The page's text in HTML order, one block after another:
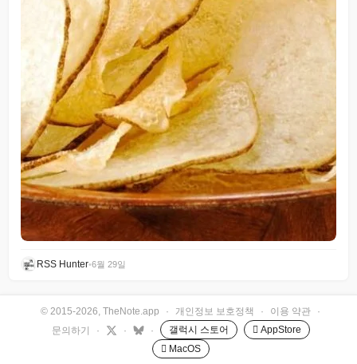
RSS Hunter•6월 29일
© 2015-2026, TheNote.app · 개인정보 보호정책 · 이용 약관
·
문의하기
· · · 갤럭시 스토어
 AppStore
 MacOS